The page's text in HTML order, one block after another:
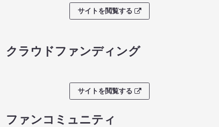
サイトを閲覧する
クラウドファンディング
サイトを閲覧する
ファンコミュニティ